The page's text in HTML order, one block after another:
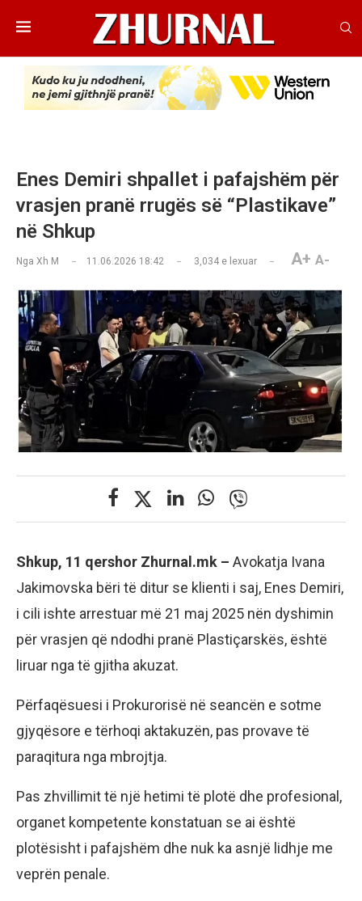
Enes Demiri shpallet i pafajshëm për
vrasjen pranë rrugës së “Plastikave”
në Shkup
Nga Xh M 11.06.2026 18:42 3,034 e lexuar A+ A-
Shkup, 11 qershor Zhurnal.mk – Avokatja Ivana
Jakimovska bëri të ditur se klienti i saj, Enes Demiri,
i cili ishte arrestuar më 21 maj 2025 nën dyshimin
për vrasjen që ndodhi pranë Plastiçarskës, është
liruar nga të gjitha akuzat.
Përfaqësuesi i Prokurorisë në seancën e sotme
gjyqësore e tërhoqi aktakuzën, pas provave të
paraqitura nga mbrojtja.
Pas zhvillimit të një hetimi të plotë dhe profesional,
organet kompetente konstatuan se ai është
plotësisht i pafajshëm dhe nuk ka asnjë lidhje me
veprën penale.